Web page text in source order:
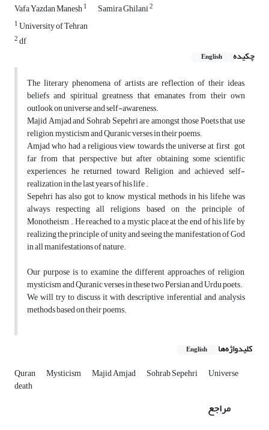
Vafa Yazdan Manesh1 Samira Ghilani2
1University of Tehran
2df
چکیده
English
The literary phenomena of artists are reflection of their ideas,
beliefs and spiritual greatness that emanates from their own
outlook on universe and self-awareness.
Majid Amjad and Sohrab Sepehri are amongst those Poets that use
religion, mysticism and Quranic verses in their poems.
Amjad who had a religious view towards the universe at first , got
far from that perspective but after obtaining some scientific
experiences ,he returned toward Religion and achieved self-
realization in the last years of his life .
Sepehri has also got to know mystical methods in his life,he was
always respecting all religions based on the principle of
Monotheism . He reached to a mystic place at the end of his life by
realizing the principle of unity and seeing the manifestation of God
in all manifestations of nature.
Our purpose is to examine the different approaches of religion,
mysticism and Quranic verses in these two Persian and Urdu poets.
We will try to discuss it with descriptive, inferential and analysis
methods based on their poems.
کلیدواژه‌ها English
Quran Mysticism Majid Amjad Sohrab Sepehri Universe
death
مراجع